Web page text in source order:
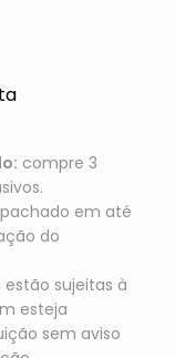
compre 3
em até
do
sujeitas à
esteja
sem aviso